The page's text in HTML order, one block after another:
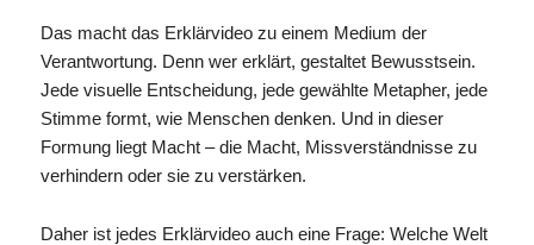
Das macht das Erklärvideo zu einem Medium der
Verantwortung. Denn wer erklärt, gestaltet Bewusstsein.
Jede visuelle Entscheidung, jede gewählte Metapher, jede
Stimme formt, wie Menschen denken. Und in dieser
Formung liegt Macht – die Macht, Missverständnisse zu
verhindern oder sie zu verstärken.
Daher ist jedes Erklärvideo auch eine Frage: Welche Welt